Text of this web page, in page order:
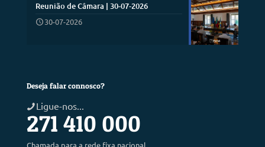
Reunião de Câmara | 30-07-2026
30-07-2026
Deseja falar connosco?
Ligue-nos...
271 410 000
Chamada para a rede fixa nacional